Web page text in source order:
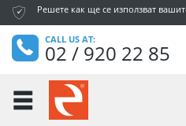
ќ Решете как ще се използват
Ÿ CALL US AT:
02 / 920 22 85